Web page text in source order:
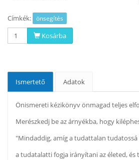
Címkék: önsegítés
Kosárba
Ismertető Adatok
Önismereti kézikönyv önmagad teljes
Merészkedj be az árnyékba, hogy
"Mindaddig, amíg a tudattalan tudatossá
a tudatalatti fogja irányítani az életed, és